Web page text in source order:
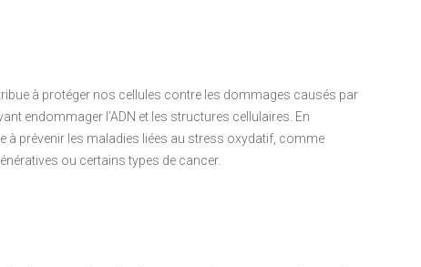
à protéger nos cellules contre les dommages causés par
endommager l’ADN et les structures cellulaires. En
à prévenir les maladies liées au stress oxydatif, comme
ou certains types de cancer.